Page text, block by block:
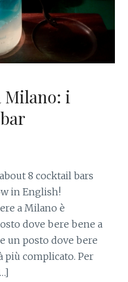
Milano: i
8 cocktail bars
in English!
a Milano è
dove bere bene a
un posto dove bere
più complicato. Per